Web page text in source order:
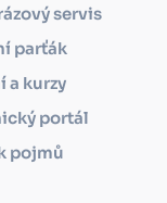
servis
parťák
a kurzy
portál
pojmů